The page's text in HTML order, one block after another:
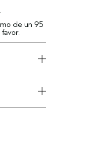
de un 95